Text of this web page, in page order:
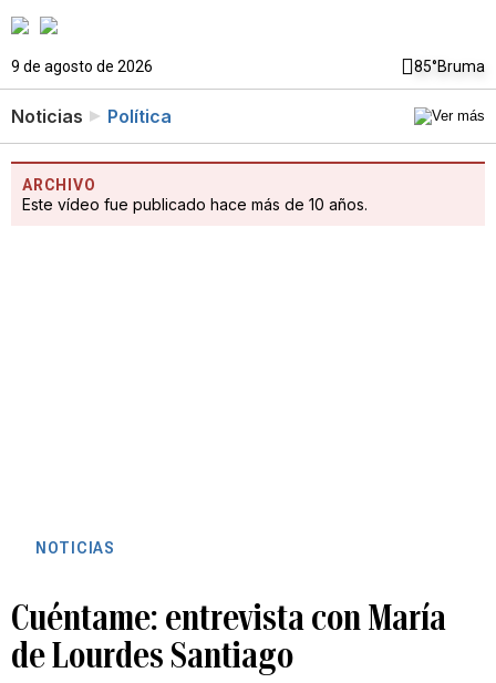
9 de agosto de 2026 85°Bruma
Noticias Política
ARCHIVO
Este vídeo fue publicado hace más de 10 años.
NOTICIAS
Cuéntame: entrevista con María
de Lourdes Santiago